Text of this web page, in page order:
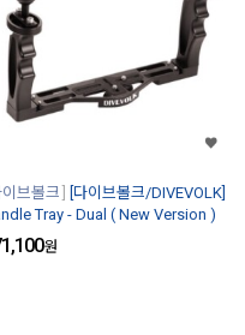
이브볼크
[다이브볼크/DIVEVOLK]
Tray - Dual ( New Version )
원